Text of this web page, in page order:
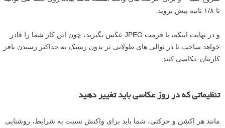
تا ۱/۸ ثانیه پیش بروید.
و در نهایت اینکه، با فرمت JPEG عکس بگیرید، چون این کار شما را قادر
خواهد ساخت تا در توالی های طولانی تر بدون ریسک به حداکثر رسیدن بافر
کارتتان عکاسی کنید.
تنظیماتی که در روز عکاسی باید تغییر دهید
مانند هر اکشن و حرکتی، شما باید برای واکنش نسبت به شرایط، روشنایی